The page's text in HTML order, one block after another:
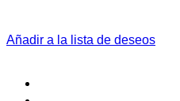
Añadir a la lista de deseos